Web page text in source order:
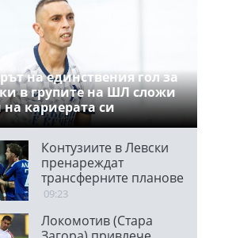
на единствения гол за
в групите на ШЛ сложи
на кариерата си
Контузиите в Левски
пренареждат
трансферните планове
09:23
Локомотив (Стара